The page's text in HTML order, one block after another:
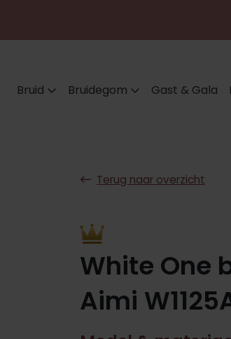
Bruid Bruidegom Gast & Gala
Terug naar overzicht
White One
Aimi